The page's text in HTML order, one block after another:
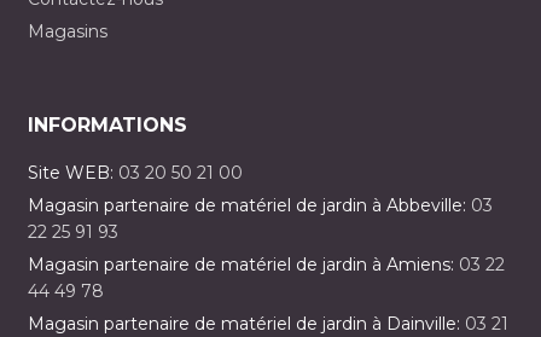
Magasins
INFORMATIONS
Site WEB: 03 20 50 21 00
Magasin partenaire de matériel de jardin à Abbeville: 03
22 25 91 93
Magasin partenaire de matériel de jardin à Amiens: 03 22
44 49 78
Magasin partenaire de matériel de jardin à Dainville: 03 21